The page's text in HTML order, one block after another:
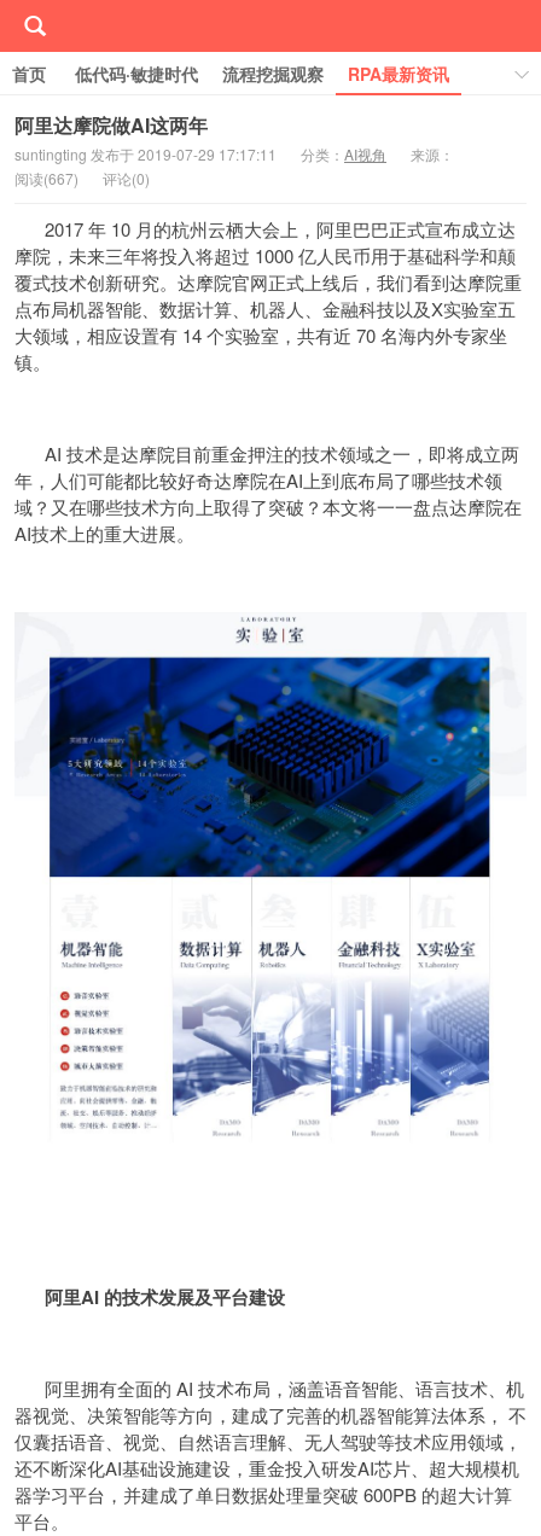
首页 低代码·敏捷时代 流程挖掘观察
RPA最新资讯
线下/线上活动Event
行业案例库
关于RPA中国
阿里达摩院做AI这两年
suntingting 发布于 2019-07-29 17:17:11 分类： AI视角
来源：
阅读(667) 评论(0)
2017 年 10 月的杭州云栖大会上，阿里巴巴正式宣布成立达
摩院，未来三年将投入将超过 1000 亿人民币用于基础科学和颠
覆式技术创新研究。达摩院官网正式上线后，我们看到达摩院重
点布局机器智能、数据计算、机器人、金融科技以及X实验室五
大领域，相应设置有 14 个实验室，共有近 70 名海内外专家坐
镇。
AI 技术是达摩院目前重金押注的技术领域之一，即将成立两
年，人们可能都比较好奇达摩院在AI上到底布局了哪些技术领
域？又在哪些技术方向上取得了突破？本文将一一盘点达摩院在
AI技术上的重大进展。
阿里AI 的技术发展及平台建设
阿里拥有全面的 AI 技术布局，涵盖语音智能、语言技术、机
器视觉、决策智能等方向，建成了完善的机器智能算法体系， 不
仅囊括语音、视觉、自然语言理解、无人驾驶等技术应用领域，
还不断深化AI基础设施建设，重金投入研发AI芯片、超大规模机
器学习平台，并建成了单日数据处理量突破 600PB 的超大计算
平台。